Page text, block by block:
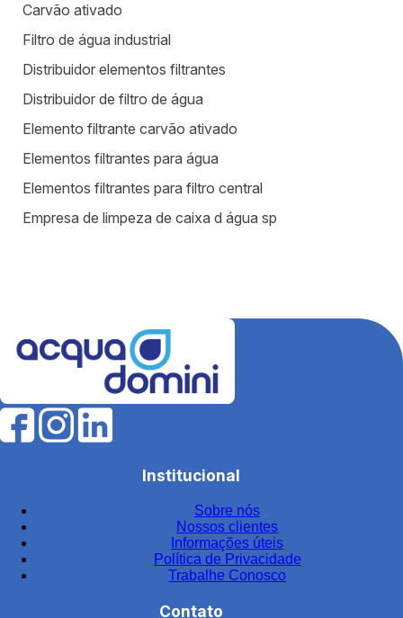
Carvão ativado
Filtro de água industrial
Distribuidor elementos filtrantes
Distribuidor de filtro de água
Elemento filtrante carvão ativado
Elementos filtrantes para água
Elementos filtrantes para filtro central
Empresa de limpeza de caixa d água sp
Fábrica de filtros para tratamento de água
Fabricantes de elementos filtrantes
Filtro de água para indústria
Filtro de água industrial
Filtro de carvão ativado para água
Filtro de carvão ativado industrial
Filtro de carvão ativado para tratamento de água
Filtro de carvão preço
Institucional
Sobre nós
Nossos clientes
Informações úteis
Política de Privacidade
Trabalhe Conosco
Contato